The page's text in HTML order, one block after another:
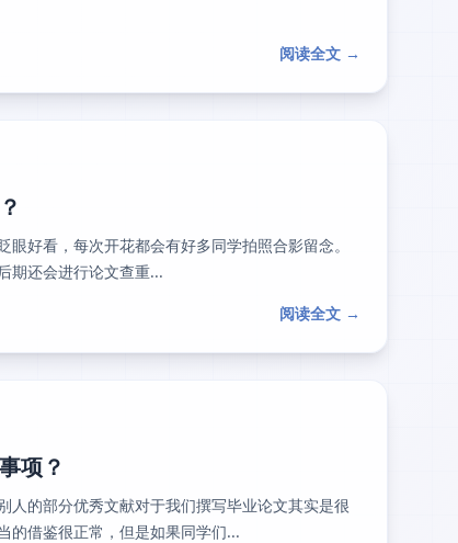
阅读全文 →
好看，每次开花都会有好多同学拍照合影留念。
期还会进行论文查重...
阅读全文 →
项？
的部分优秀文献对于我们撰写毕业论文其实是很
的借鉴很正常，但是如果同学们...